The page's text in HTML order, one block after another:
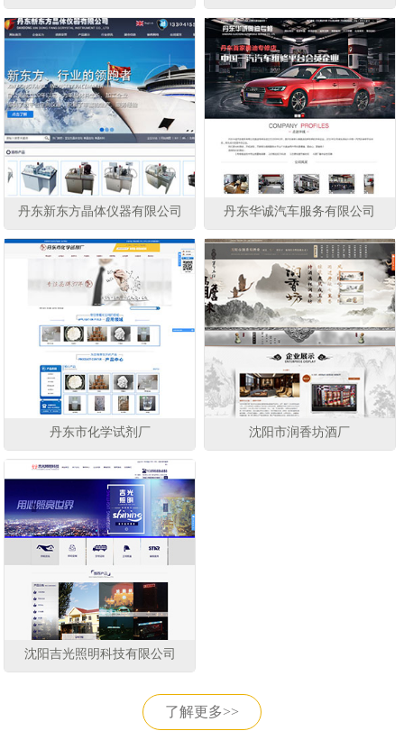
丹东新东方晶体仪器有限公司 丹东华诚汽车服务有限公司
丹东市化学试剂厂 沈阳市润香坊酒厂
沈阳吉光照明科技有限公司
了解更多>>